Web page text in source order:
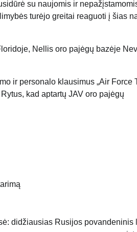
su naujomis ir
turėjo greitai reaguoti į šias
Nellis oro pajėgų bazėje
ir personalo klausimus „Air Force
kad aptartų JAV oro pajėgų
didžiausias Rusijos povandeninis